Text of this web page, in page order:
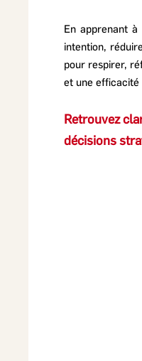
En apprenant
intention,
pour respirer,
et une efficacité
Retrouvez
décisions